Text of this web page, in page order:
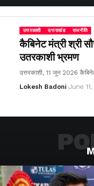
उत्तरकाशी उत्तराखंड राजनीति
कैबिनेट मंत्री श्री
उतरकाशी भ्रमण
उत्तरकाशी, 11 जून 2026
Lokesh Badoni June